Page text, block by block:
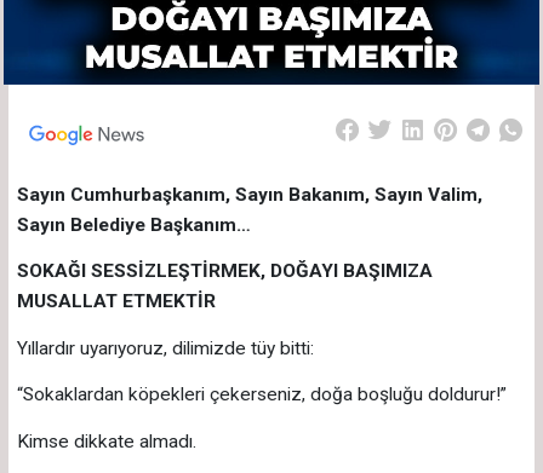
Sayın Cumhurbaşkanım, Sayın Bakanım, Sayın Valim,
Sayın Belediye Başkanım…
SOKAĞI SESSİZLEŞTİRMEK, DOĞAYI BAŞIMIZA
MUSALLAT ETMEKTİR
Yıllardır uyarıyoruz, dilimizde tüy bitti:
“Sokaklardan köpekleri çekerseniz, doğa boşluğu doldurur!”
Kimse dikkate almadı.